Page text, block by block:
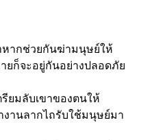
หากช่วยกันฆ่ามนุษย์ให้
ยก็จะอยู่กันอย่างปลอดภัย
ยมลับเขาของตนให้
านลากไถรับใช้มนุษย์มา